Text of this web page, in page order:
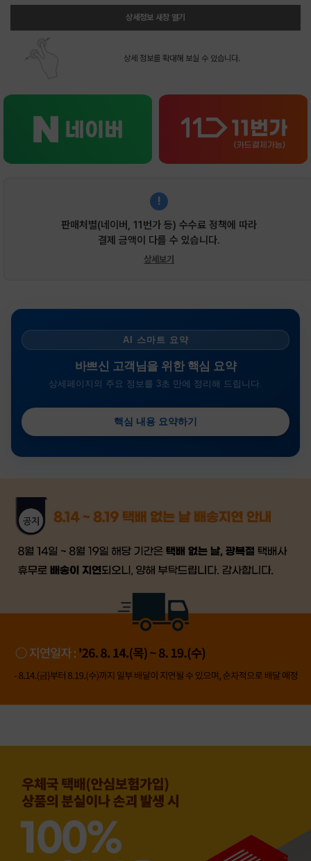
상세정보 새창 열기
상세 정보를 확대해 보실 수 있습니다.
!
판매처별(네이버, 11번가 등) 수수료 정책에 따라
결제 금액이 다를 수 있습니다.
상세보기
AI 스마트 요약
바쁘신 고객님을 위한 핵심 요약
상세페이지의 주요 정보를 3초 만에 정리해 드립니다.
핵심 내용 요약하기
배송